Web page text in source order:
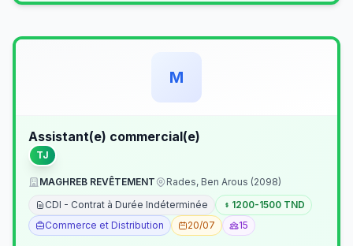
M
Assistant(e) commercial(e)
TJ
MAGHREB REVÊTEMENT
Rades, Ben Arous (2098)
CDI - Contrat à Durée Indéterminée
1200-1500 TND
Commerce et Distribution
20/07 15